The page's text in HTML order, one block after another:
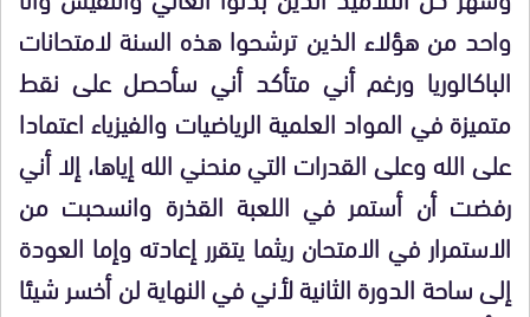
واحد من هؤلاء الذين ترشحوا هذه السنة لامتحانات
الباكالوريا ورغم أني متأكد أني سأحصل على نقط
متميزة في المواد العلمية الرياضيات والفيزياء اعتمادا
على الله وعلى القدرات التي منحني الله إياها، إلا أني
رفضت أن أستمر في اللعبة القذرة وانسحبت من
الاستمرار في الامتحان ريثما يتقرر إعادته وإما العودة
إلى ساحة الدورة الثانية لأني في النهاية لن أخسر شيئا